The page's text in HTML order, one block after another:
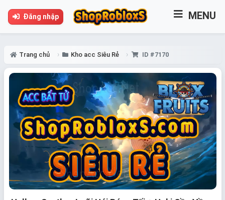
Đăng nhập MENU
Trang chủ Kho acc Siêu Rẻ ID #7170